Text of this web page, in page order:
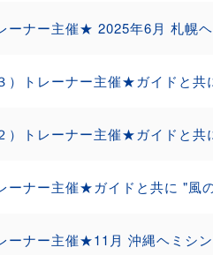
ーナー主催★ 2025年6月 札幌
ーナー主催★11月 沖縄ヘミシ